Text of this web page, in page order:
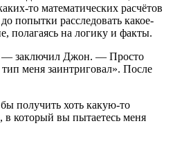
то математических расчётов
попытки расследовать какое-
полагаясь на логику и факты.
— заключил Джон. — Просто
меня заинтриговал». После
получить хоть какую-то
который вы пытаетесь меня